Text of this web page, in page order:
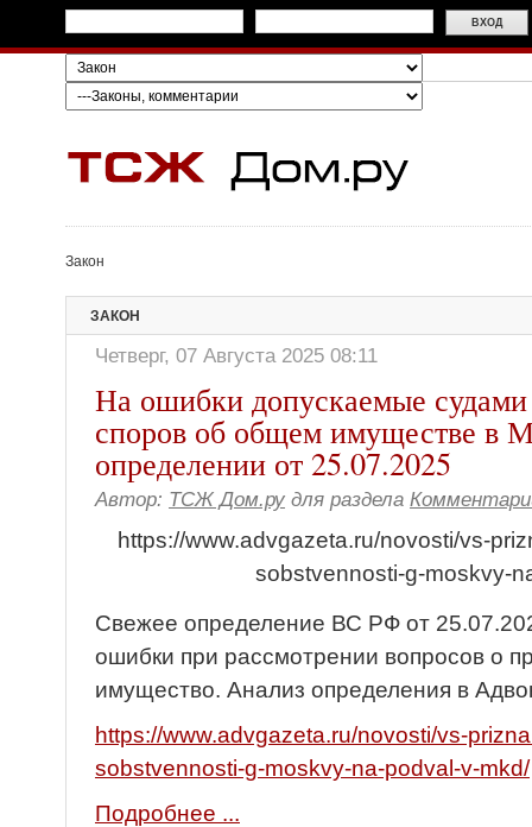
Закон
ЗАКОН
Четверг, 07 Августа 2025 08:11
На ошибки допускаемые
споров об общем имуществе в
определении от 25.07.2025
Автор: ТСЖ Дом.ру для раздела
https://www.advgazeta.ru/novosti/vs-
sobstvennosti-g-moskvy-
Свежее определение ВС РФ от
ошибки при рассмотрении вопросов о
имущество. Анализ определения в
https://www.advgazeta.ru/novosti/vs-
sobstvennosti-g-moskvy-na-podval-v-mkd/
Подробнее ...